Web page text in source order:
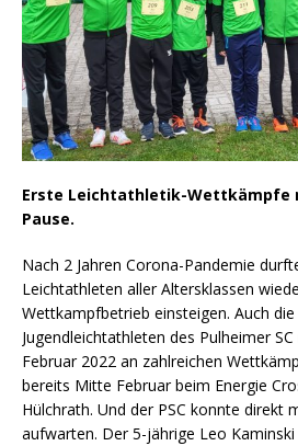
Erste Leichtathletik-Wettkämpfe
Pause.
Nach 2 Jahren Corona-Pandemie
Leichtathleten aller Altersklassen
Wettkampfbetrieb einsteigen. Auch
Jugendleichtathleten des Pulheimer
Februar 2022 an zahlreichen
bereits Mitte Februar beim Energie
Hülchrath. Und der PSC konnte direkt
aufwarten. Der 5-jährige Leo